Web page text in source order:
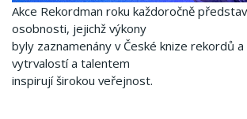
Akce Rekordman roku každoročně
osobnosti, jejichž výkony
byly zaznamenány v České knize rekordů
vytrvalostí a talentem
inspirují širokou veřejnost.